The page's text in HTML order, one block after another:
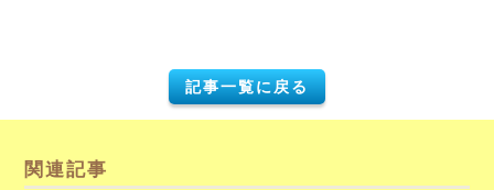
記事一覧に戻る
関連記事